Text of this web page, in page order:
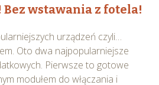
wstawania z fotela!
urządzeń czyli…
Oto dwa najpopularniejsze
Pierwsze to gotowe
modułem do włączania i